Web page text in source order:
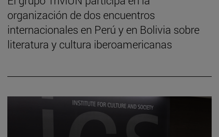
organización de dos encuentros
internacionales en Perú y en Bolivia sobre
literatura y cultura iberoamericanas